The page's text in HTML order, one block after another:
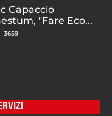
Capaccio
"Fare Eco...
3659